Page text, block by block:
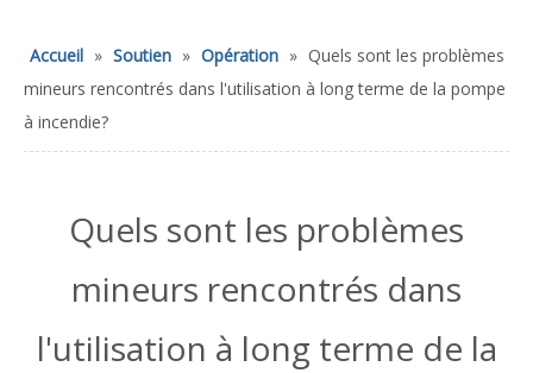
Accueil » Soutien » Opération » Quels sont les problèmes
mineurs rencontrés dans l'utilisation à long terme de la pompe
à incendie?
Quels sont les problèmes
mineurs rencontrés dans
l'utilisation à long terme de la